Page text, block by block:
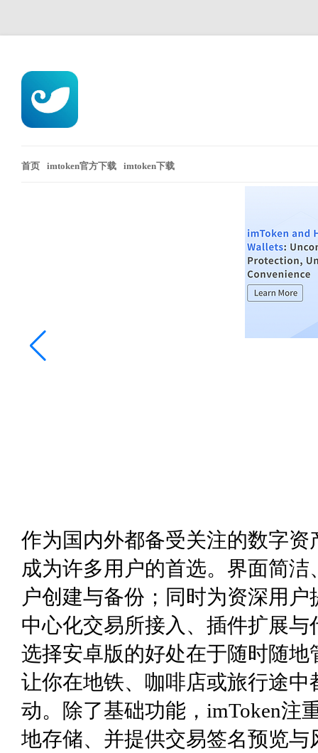
首页 imtoken官方下载 imtoken下载
作为国内外都备受关注的数字
成为许多用户的首选。界面简
户创建与备份；同时为资深用
中心化交易所接入、插件扩展与
选择安卓版的好处在于随时随
让你在地铁、咖啡店或旅行途
动。除了基础功能，imToken注
地存储、并提供交易签名预览